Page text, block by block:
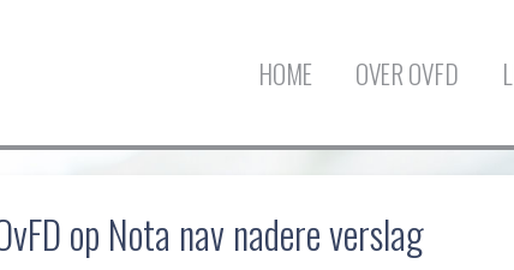
HOME OVER OVFD
op Nota nav nadere verslag